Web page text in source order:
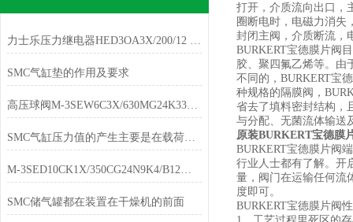
力士乐压力继电器HED3OA3X/200/12 原装经销
SMC气缸垫的作用及要求
高压球阀M-3SEW6C3X/630MG24K33L/B15现货
SMC气缸压力值的产生主要是在载荷的基础上而形成的
M-3SED10CK1X/350CG24N9K4/B12液压球阀经销
SMC储气罐都在装置在干燥机的前面
打开，介质流向出口，
圈断电时，电磁力消失
封闭主阀，介质断流，
BURKERT宝德膜片阀
胶、聚四氟乙烯等。由
不同的，BURKERT宝
种规格的隔膜阀，
省去了填料密封结构，
与分配、无菌流体输送
原装BURKERT宝德膜
BURKERT宝德膜片阀
行业人士都有了解。开
量，阀门在运输任何流
度即可。
BURKERT宝德膜片阀